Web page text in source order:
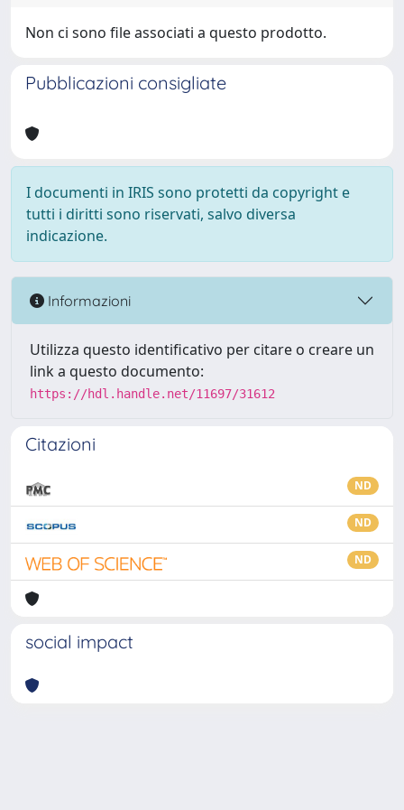
Non ci sono file associati a questo prodotto.
Pubblicazioni consigliate
I documenti in IRIS sono protetti da copyright e
tutti i diritti sono riservati, salvo diversa
indicazione.
Informazioni
Utilizza questo identificativo per citare o creare un
link a questo documento:
https://hdl.handle.net/11697/31612
Citazioni
ND
ND
ND
social impact